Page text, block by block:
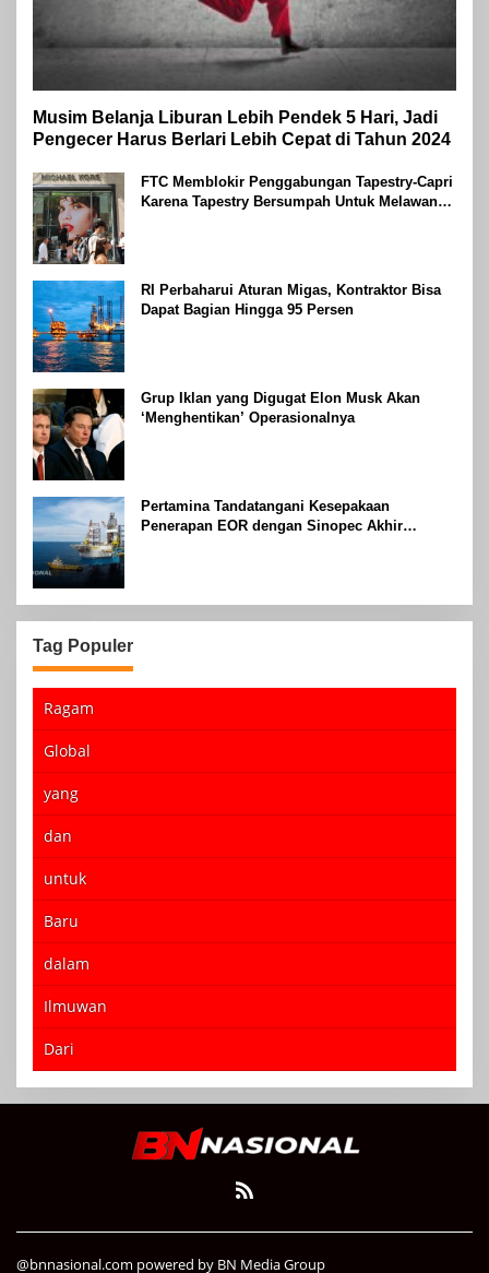
Musim Belanja Liburan Lebih Pendek 5 Hari, Jadi
Pengecer Harus Berlari Lebih Cepat di Tahun 2024
FTC Memblokir Penggabungan Tapestry-Capri
Karena Tapestry Bersumpah Untuk Melawan
RI Perbaharui Aturan Migas, Kontraktor Bisa
Dapat Bagian Hingga 95 Persen
Grup Iklan yang Digugat Elon Musk Akan
‘Menghentikan’ Operasionalnya
Pertamina Tandatangani Kesepakaan
Penerapan EOR dengan Sinopec Akhir
Tag Populer
Ragam
Global
yang
dan
untuk
Baru
dalam
Ilmuwan
Dari
@bnnasional.com powered by BN Media Group